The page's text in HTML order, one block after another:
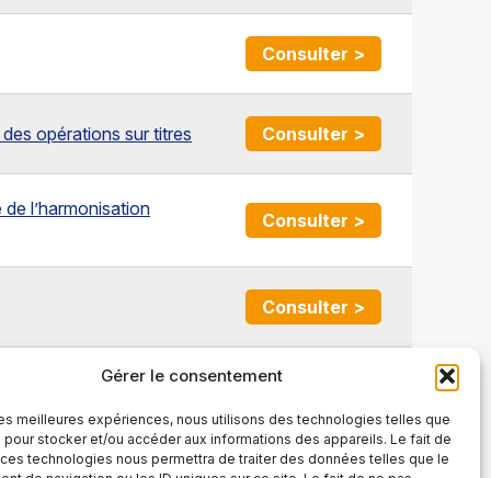
Gérer le consentement
meilleures expériences, nous utilisons des technologies telles que
stocker et/ou accéder aux informations des appareils. Le fait de
technologies nous permettra de traiter des données telles que le
Consulter >
opérations sur titres Consulter >
l’harmonisation
Consulter >
Consulter >